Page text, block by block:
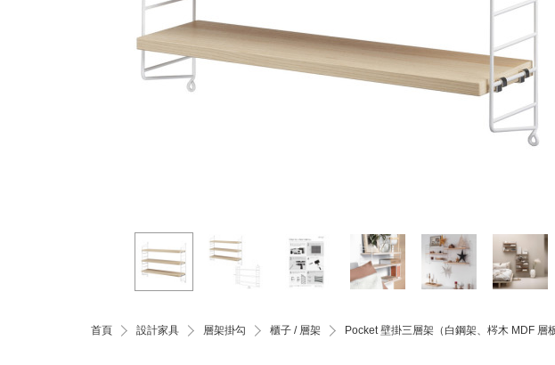
首頁 設計家具 層架掛勾 櫃子 / 層架 Pocket 壁掛三層架（白鋼架、梣木 MDF 層板